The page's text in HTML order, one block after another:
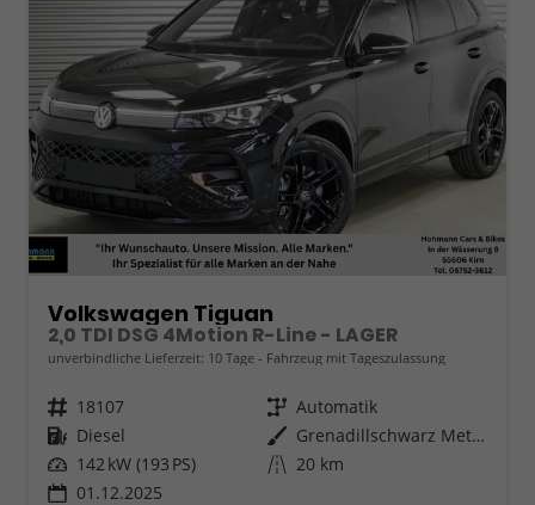
Volkswagen Tiguan
2,0 TDI DSG 4Motion R-Line - LAGER
unverbindliche Lieferzeit: 10 Tage Fahrzeug mit Tageszulassung
Fahrzeugnr. 18107 Getriebe Automatik
Kraftstoff Diesel Außenfarbe
Grenadillschwarz Metallic (0E)
Leistung 142 kW (193 PS) Kilometerstand 20 km
01.12.2025